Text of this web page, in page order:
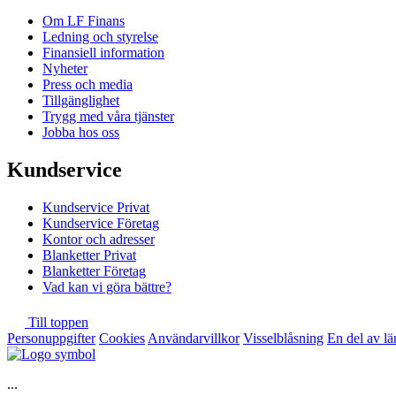
Om LF Finans
Ledning och styrelse
Finansiell information
Nyheter
Press och media
Tillgänglighet
Trygg med våra tjänster
Jobba hos oss
Kundservice
Kundservice Privat
Kundservice Företag
Kontor och adresser
Blanketter Privat
Blanketter Företag
Vad kan vi göra bättre?
Till toppen
Personuppgifter Cookies Användarvillkor Visselblåsning En del av
...